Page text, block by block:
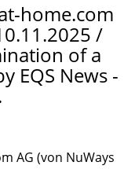
home.com
/
of a
EQS News -
AG (von NuWays